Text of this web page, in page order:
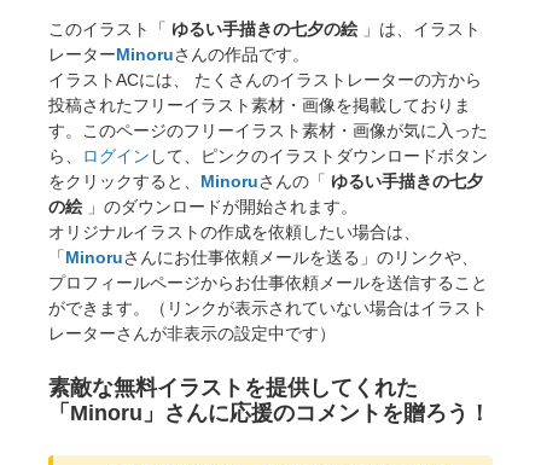
このイラスト「 ゆるい手描きの七夕の絵」は、イラスト
レーターMinoruさんの作品です。
イラストACには、 たくさんのイラストレーターの方から
投稿されたフリーイラスト素材・画像を掲載しておりま
す。このページのフリーイラスト素材・画像が気に入った
ら、
ログイン して、ピンクのイラストダウンロードボタン
をクリックすると、 Minoruさんの「 ゆるい手描きの七夕
の絵」のダウンロードが開始されます。
オリジナルイラストの作成を依頼したい場合は、
「Minoruさんにお仕事依頼メールを送る」のリンクや、
プロフィールページからお仕事依頼メールを送信すること
ができます。（リンクが表示されていない場合はイラスト
レーターさんが非表示の設定中です）
素敵な無料イラストを提供してくれた
「Minoru」さんに応援のコメントを贈ろう！